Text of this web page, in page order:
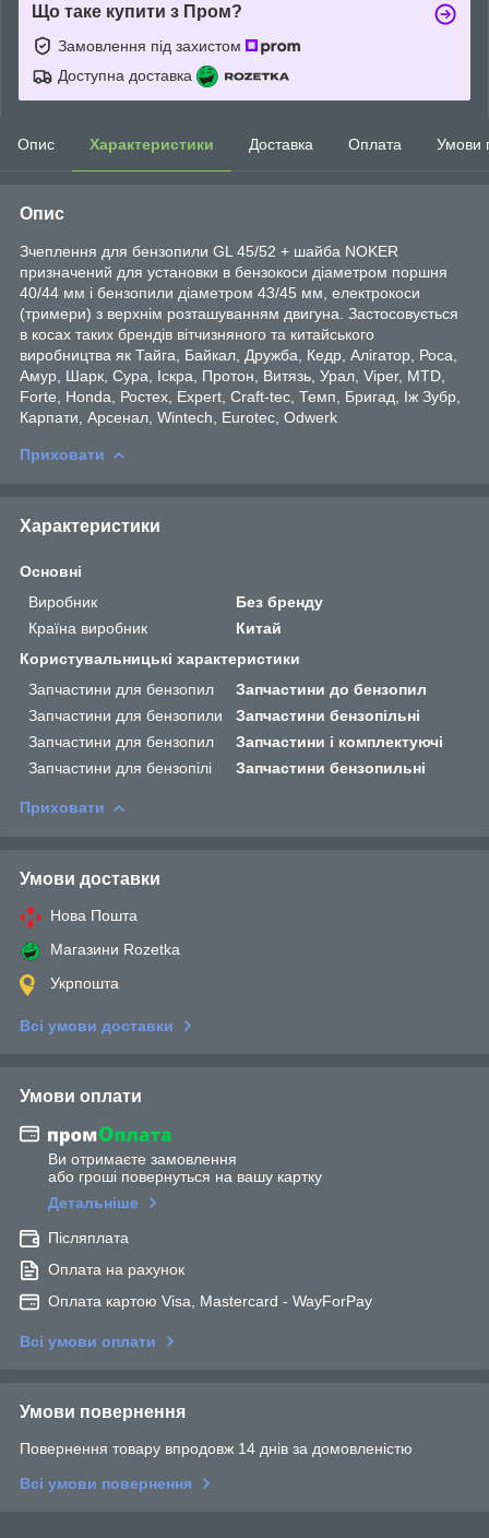
Що таке купити з Пром?
Замовлення під захистом
Доступна доставка
Опис Характеристики Доставка Оплата Умови
Опис
Зчеплення для бензопили GL 45/52 + шайба NOKER
призначений для установки в бензокоси діаметром поршня
40/44 мм і бензопили діаметром 43/45 мм, електрокоси
(тримери) з верхнім розташуванням двигуна. Застосовується
в косах таких брендів вітчизняного та китайського
виробництва як Тайга, Байкал, Дружба, Кедр, Алігатор, Роса,
Амур, Шарк, Сура, Іскра, Протон, Витязь, Урал, Viper, MTD,
Forte, Honda, Ростех, Expert, Craft-tec, Темп, Бригад, Іж Зубр,
Карпати, Арсенал, Wintech, Eurotec, Odwerk
Приховати
Характеристики
Основні
Виробник
Без бренду
Країна виробник
Китай
Користувальницькі характеристики
Запчастини для бензопил
Запчастини до бензопил
Запчастини для бензопили
Запчастини бензопільні
Запчастини для бензопил
Запчастини і комплектуючі
Запчастини для бензопілі
Запчастини бензопильні
Приховати
Умови доставки
Нова Пошта
Магазини Rozetka
Укрпошта
Всі умови доставки
Умови оплати
Ви отримаєте замовлення
або гроші повернуться на вашу картку
Детальніше
Післяплата
Оплата на рахунок
Оплата картою Visa, Mastercard - WayForPay
Всі умови оплати
Умови повернення
Повернення товару впродовж 14 днів за домовленістю
Всі умови повернення